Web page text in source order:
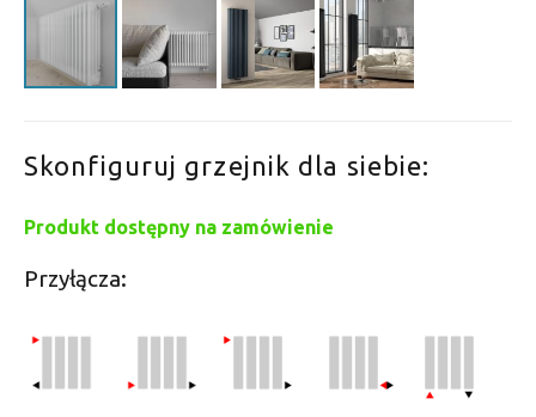
Skonfiguruj grzejnik dla siebie:
Produkt dostępny na zamówienie
Przyłącza: